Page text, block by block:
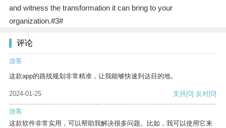
and witness the transformation it can bring to your
organization.#3#
评论
游客
这款app的路线规划非常精准，让我能够快速到达目的地。
2024-01-25 支持[0] 反对[0]
游客
这款软件非常实用，可以帮助我解决很多问题。比如，我可以使用它来